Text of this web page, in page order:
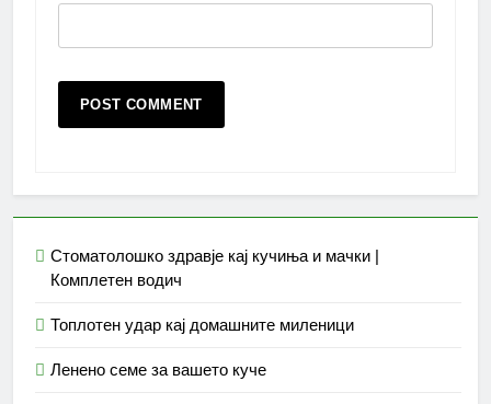
Стоматолошко здравје кај кучиња и мачки |
Комплетен водич
Топлотен удар кај домашните миленици
Ленено семе за вашето куче